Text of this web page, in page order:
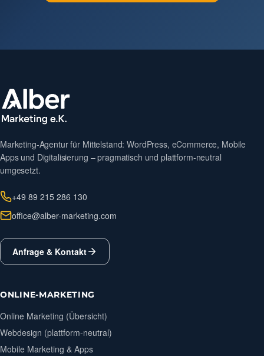
Marketing-Agentur für Mittelstand: WordPress, eCommerce, Mobile
Apps und Digitalisierung – pragmatisch und plattform-neutral
umgesetzt.
+49 89 215 286 130
office@alber-marketing.com
Anfrage & Kontakt
ONLINE-MARKETING
Online Marketing (Übersicht)
Webdesign (plattform-neutral)
Mobile Marketing & Apps